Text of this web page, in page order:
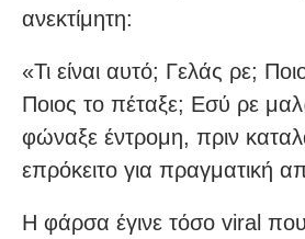
ανεκτίμητη:
«Τι είναι αυτό; Γελάς ρε;
Ποιος το πέταξε; Εσύ ρε
φώναξε έντρομη, πριν
επρόκειτο για πραγματική
Η φάρσα έγινε τόσο viral